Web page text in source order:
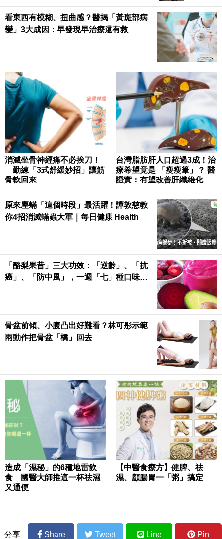
看東西有模糊、扭曲感？醫揭「黃斑部病
變」3大成因：早發現早治療還有救
消滅坐骨神經痛不必挨刀！
勤練「3式舒緩妙招」讓筋
骨軟回來
台灣脂肪肝人口超過3成！治
療希望竟是 「瘦瘦筆」？ 醫
證實：有望改善肝纖維化
原來塵蟎「這個時段」最活躍！譚敦慈教
你4招消滅蟎蟲大軍｜每日健康 Health
「酪梨果昔」三大功效：「逆齡」、「抗
癌」、「防中風」，一週「七」種口味，
骨盆前傾、小腹凸出好難看？林可彤示範
兩動作把骨盆「橋」回去
造成「濕秘」的6種地雷飲
食 國醫大師推這一杯祛濕
又通便
【中醫食療方】健脾、祛
濕、顧腸胃一「粥」搞定
分享 Share Tweet Line Pin